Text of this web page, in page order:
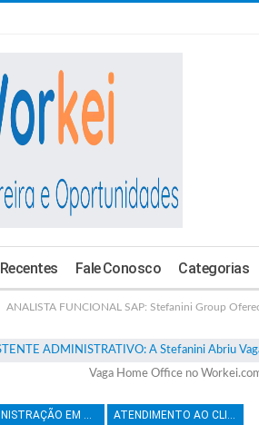
Recentes Fale Conosco Categorias
ANALISTA FUNCIONAL SAP: Stefanini Group
Vaga Home Office no
ADMINISTRAÇÃO EM GERAL ATENDIMENTO AO CLIENTE